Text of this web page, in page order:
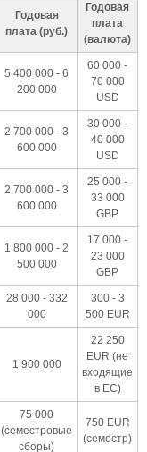
Годовая
плата (руб.)
Годовая
плата
(валюта)
5 400 000 - 6
200 000
60 000 -
70 000
USD
2 700 000 - 3
600 000
30 000 -
40 000
USD
2 700 000 - 3
600 000
25 000 -
33 000
GBP
1 800 000 - 2
500 000
17 000 -
23 000
GBP
28 000 - 332
000
300 - 3
500 EUR
1 900 000
22 250
EUR (не
входящие
в ЕС)
75 000
(семестровые
сборы)
750 EUR
(семестр)